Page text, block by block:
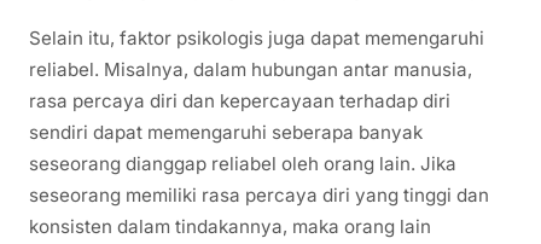
Selain itu, faktor psikologis juga dapat memengaruhi
reliabel. Misalnya, dalam hubungan antar manusia,
rasa percaya diri dan kepercayaan terhadap diri
sendiri dapat memengaruhi seberapa banyak
seseorang dianggap reliabel oleh orang lain. Jika
seseorang memiliki rasa percaya diri yang tinggi dan
konsisten dalam tindakannya, maka orang lain